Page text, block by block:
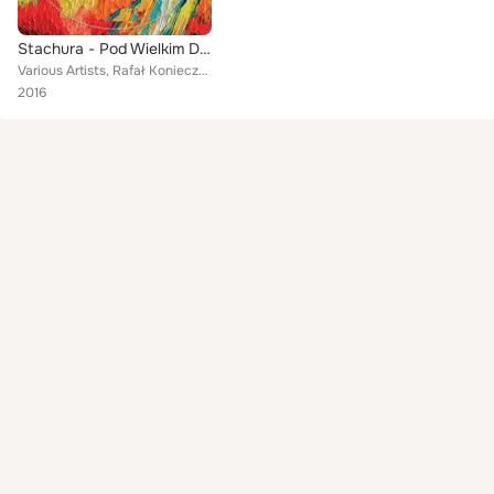
Stachura - Pod Wielkim Dachem Nieba
Various Artists, Rafał Konieczny, Marietta Combot, Daniel Antoniewicz, Karolina Skrzypek, Lilit Minasyan, Zuzanna Zazulin, Yana ...
2016